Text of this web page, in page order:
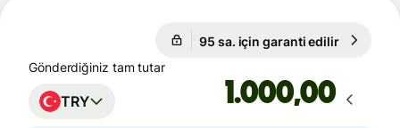
95 sa. için garanti edilir
Gönderdiğiniz tam tutar
TRY ,00